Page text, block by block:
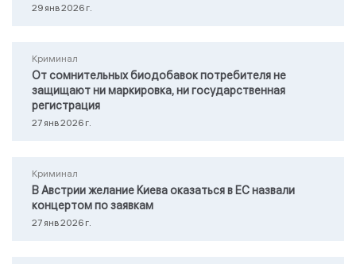
29 янв 2026 г.
Криминал
От сомнительных биодобавок потребителя не
защищают ни маркировка, ни государственная
регистрация
27 янв 2026 г.
Криминал
В Австрии желание Киева оказаться в ЕС назвали
концертом по заявкам
27 янв 2026 г.